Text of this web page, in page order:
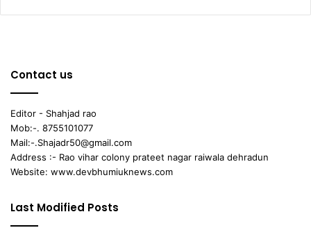
Contact us
Editor - Shahjad rao
Mob:-. 8755101077
Mail:-.Shajadr50@gmail.com
Address :- Rao vihar colony prateet nagar raiwala dehradun
Website: www.devbhumiuknews.com
Last Modified Posts